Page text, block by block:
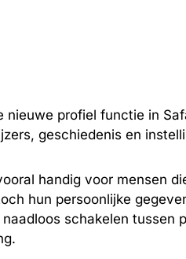
nieuwe profiel functie in
geschiedenis en
handig voor mensen
hun persoonlijke
naadloos schakelen tussen